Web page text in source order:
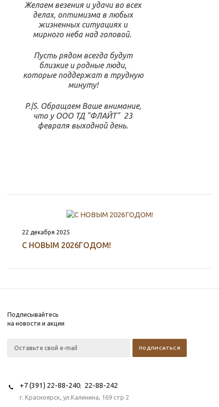
Желаем везения и удачи во всех
делах, оптимизма в любых
жизненных ситуациях и
мирного неба над головой.
Пусть рядом всегда будут
близкие и родные люди,
которые поддержат в трудную
минуту!
P.|S. Обращаем Ваше внимание,
что у ООО ТД "ФЛАЙТ" 23
февраля выходной день.
22 декабря 2025
С НОВЫМ 2026ГОДОМ!
Подписывайтесь
на новости и акции
+7 (391) 22-88-240, 22-88-242
г. Красноярск, ул.Калинина, 169 стр 2